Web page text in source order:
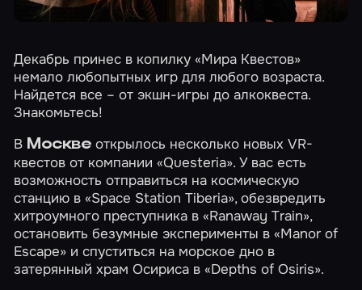
Декабрь принес в копилку «Мира Квестов»
немало любопытных игр для любого возраста.
Найдется все – от экшн-игры до алкоквеста.
Знакомьтесь!
В Москвеоткрылось несколько новых VR-
квестов от компании «Questeria». У вас есть
возможность отправиться на космическую
станцию в«Space Station Tiberia», обезвредить
хитроумного преступника в«Ranaway Train»,
остановить безумные эксперименты в«Manor of
Escape» и спуститься на морское дно в
затерянный храм Осириса в«Depths of Osiris».